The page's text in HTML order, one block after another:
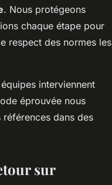
. Nous protégeons
chaque étape pour
respect des normes les
interviennent
éprouvée nous
dans des
sur